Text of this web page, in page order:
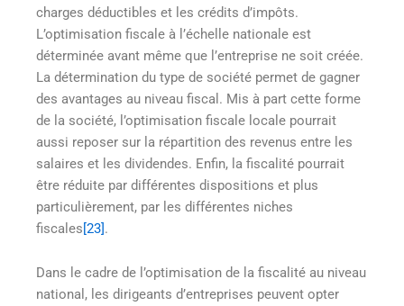
charges déductibles et les crédits d’impôts.
L’optimisation fiscale à l’échelle nationale est
déterminée avant même que l’entreprise ne soit créée.
La détermination du type de société permet de gagner
des avantages au niveau fiscal. Mis à part cette forme
de la société, l’optimisation fiscale locale pourrait
aussi reposer sur la répartition des revenus entre les
salaires et les dividendes. Enfin, la fiscalité pourrait
être réduite par différentes dispositions et plus
particulièrement, par les différentes niches
fiscales[23].
Dans le cadre de l’optimisation de la fiscalité au niveau
national, les dirigeants d’entreprises peuvent opter